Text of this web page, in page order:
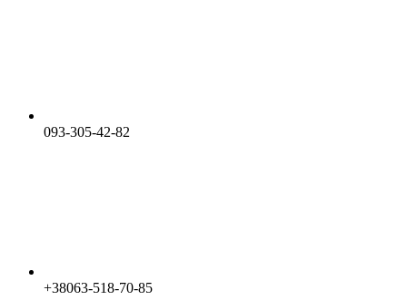
093-305-42-82
+38063-518-70-85